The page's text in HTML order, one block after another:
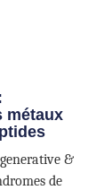
métaux
&
de